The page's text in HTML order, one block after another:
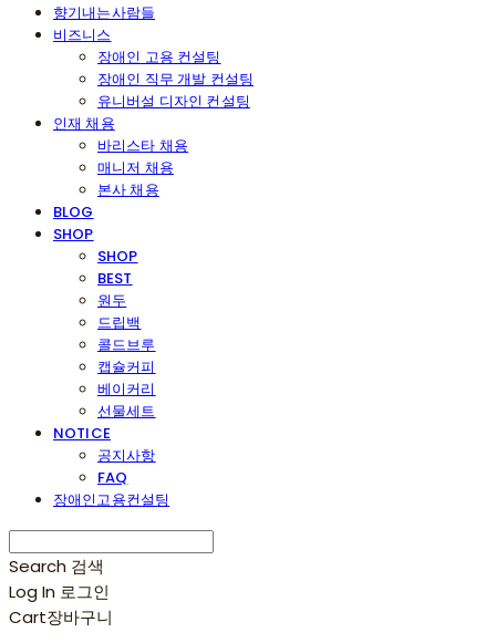
향기내는사람들
비즈니스
장애인 고용 컨설팅
장애인 직무 개발 컨설팅
유니버설 디자인 컨설팅
인재 채용
바리스타 채용
매니저 채용
본사 채용
BLOG
SHOP
SHOP
BEST
원두
드립백
콜드브루
캡슐커피
베이커리
선물세트
NOTICE
공지사항
FAQ
장애인고용컨설팅
Search 검색
Log In 로그인
Cart장바구니